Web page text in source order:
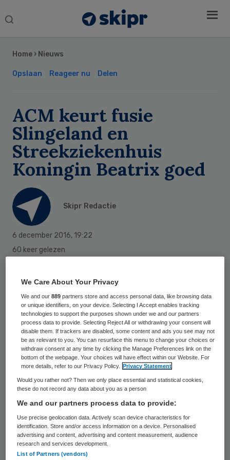
Search
Home › Nieuws
Opslaan Reageer nu Delen
ACM keurt fusie
Slingeland en
Streekziekenhuis
Koningin Beatrix goed
Skipr Redactie
6 december 2016, 19:22
60 keer gelezen
De Autoriteit Consument en Markt (ACM)
keurt de fusie tussen het Slingeland
Ziekenhuis in Doetinchem en het
Streekziekenhuis Koningin Beatrix (SKB) in
Winterswijk goed.
Uit onderzoek van de ACM blijkt dat er
weinig patiënten zijn die deze twee
ziekenhuizen als alternatief voor elkaar
zien. Patiënten gaan bij voorkeur naar het
ziekenhuis in de eigen regio. Dat is of het
Slingeland Ziekenhuis of het
Sidebar
We Care About Your Privacy
We and our889 partners store and access personal data, like browsing data
or unique identifiers, on your device. Selecting I Accept enables tracking
technologies to support the purposes shown under we and our partners
process data to provide. Selecting Reject All or withdrawing your consent will
disable them. If trackers are disabled, some content and ads you see may not
be as relevant to you. You can resurface this menu to change your choices or
withdraw consent at any time by clicking the Manage Preferences link on the
bottom of the webpage. Your choices will have effect within our Website. For
more details, refer to our Privacy Policy.
Privacy Statement
Would you rather not? Then we only place essential and statistical cookies,
these do not record any data about you as a person
We and our partners process data to provide:
Use precise geolocation data. Actively scan device characteristics for
identification. Store and/or access information on a device. Personalised
advertising and content, advertising and content measurement, audience
research and services development.
List of Partners (vendors)